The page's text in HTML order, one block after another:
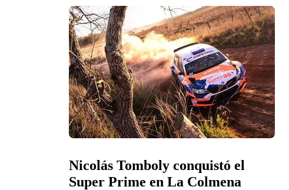
Nicolás Tomboly conquistó el
Super Prime en La Colmena